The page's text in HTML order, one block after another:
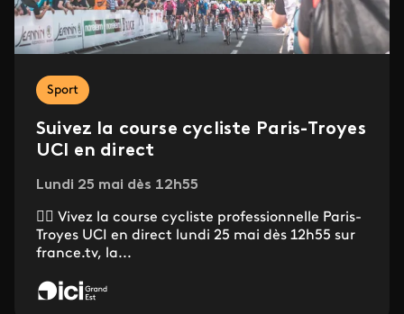
Sport
Suivez la course cycliste Paris-Troyes
UCI en direct
Lundi 25 mai dès 12h55
🚴‍♂️ Vivez la course cycliste professionnelle Paris-
Troyes UCI en direct lundi 25 mai dès 12h55 sur
france.tv, la...